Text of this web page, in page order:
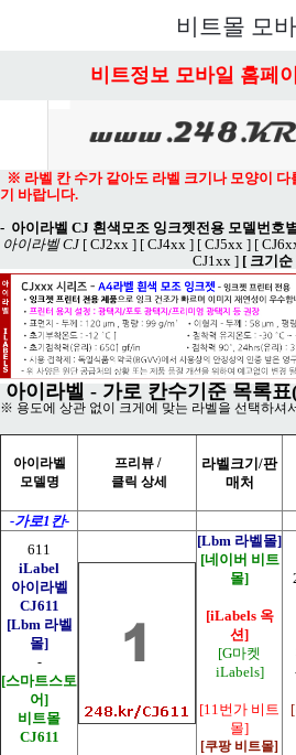
비트몰 모
비트정보 모바일 홈페
※ 라벨 칸 수가 같아도 라벨 크기나 모양이 다
기 바랍니다.
- 아이라벨 CJ 흰색모조 잉크젯전용 모델번호
아이라벨 CJ [ CJ2xx ] [ CJ4xx ] [ CJ5xx ] [
CJ1xx ] [ 크기순
아이라벨 - 가로 칸수기준 목록
※ 용도에 상관 없이 크게에 맞는 라벨을 선택하셔
아이라벨
모델명
프리뷰 /
클릭 상세
라벨크기/판
매처
-가로1칸-
611
iLabel
아이라벨
CJ611
[Lbm 라벨
몰]
-
[스마트스토
어]
비트몰
CJ611
[Lbm 라벨몰]
[네이버 비트
몰]
[iLabels 옥
션]
[G마켓
iLabels]
[11번가 비트
몰]
[쿠팡 비트몰]